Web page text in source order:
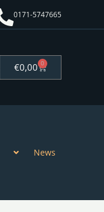
0171-5747665
€0,00 0
News